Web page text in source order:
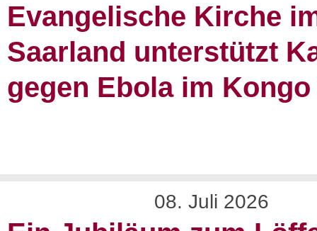
Evangelische Kirche
Saarland unterstützt
gegen Ebola im Kongo
08. Juli 2026